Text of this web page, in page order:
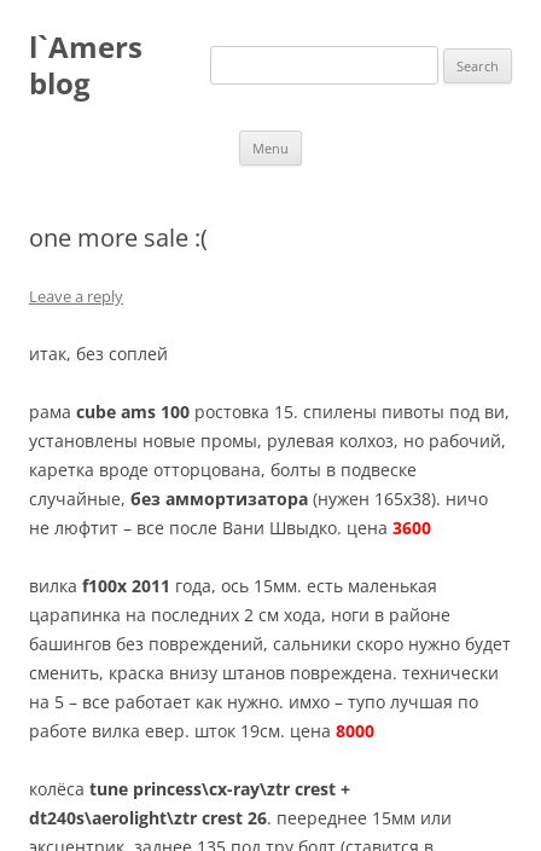
content
l`Amers
blog
Search
Menu
one more sale :(
Leave a reply
итак, без соплей
рама cube ams 100 ростовка 15. спилены пивоты под ви,
установлены новые промы, рулевая колхоз, но рабочий,
каретка вроде отторцована, болты в подвеске
случайные, без аммортизатора (нужен 165х38). ничо
не люфтит – все после Вани Швыдко. цена 3600
вилка f100x 2011 года, ось 15мм. есть маленькая
царапинка на последних 2 см хода, ноги в районе
башингов без повреждений, сальники скоро нужно будет
сменить, краска внизу штанов повреждена. технически
на 5 – все работает как нужно. имхо – тупо лучшая по
работе вилка евер. шток 19см. цена 8000
колёса tune princess\cx-ray\ztr crest +
dt240s\aerolight\ztr crest 26. пеереднее 15мм или